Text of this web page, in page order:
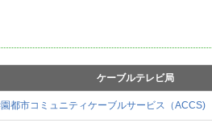
ケーブルテレビ局
園都市コミュニティケーブルサービス（ACCS)